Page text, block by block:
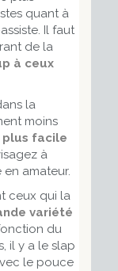
quant à
Il faut
de la
à ceux
la
moins
plus facile
à
amateur.
ceux qui la
variété
du
il y a le slap
le pouce